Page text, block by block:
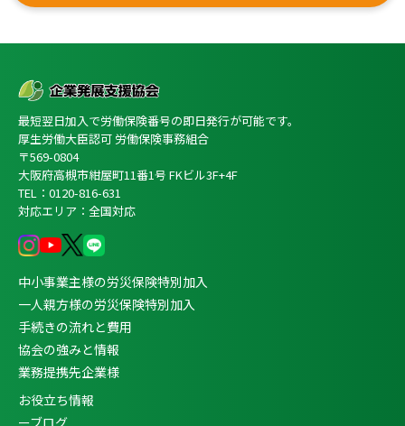
最短翌日加入で労働保険番号の即日発行が可能です。
厚生労働大臣認可 労働保険事務組合
〒569-0804
大阪府高槻市紺屋町11番1号 FKビル3F+4F
TEL：0120-816-631
対応エリア：全国対応
中小事業主様の労災保険特別加入
一人親方様の労災保険特別加入
手続きの流れと費用
協会の強みと情報
業務提携先企業様
お役立ち情報
ーブログ